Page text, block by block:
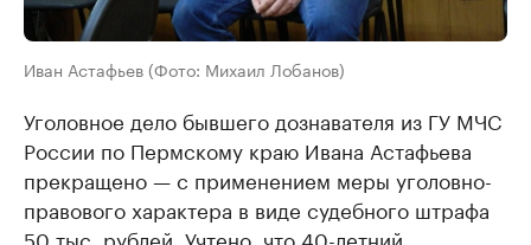
Иван Астафьев (Фото: Михаил Лобанов)
Уголовное дело бывшего дознавателя из ГУ МЧС
России по Пермскому краю Ивана Астафьева
прекращено — с применением меры уголовно-
правового характера в виде судебного штрафа
50 тыс. рублей. Учтено, что 40-летний